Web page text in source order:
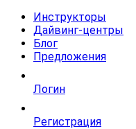
Инструкторы
Дайвинг-центры
Блог
Предложения
Логин
Регистрация